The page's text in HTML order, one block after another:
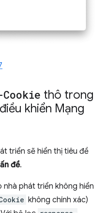
thô trong
khiển Mạng
triển sẽ hiển thị tiêu đề
đề.
phát triển không hiển
không chính xác)